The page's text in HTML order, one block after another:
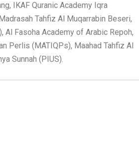
IKAF Quranic Academy Iqra
Tahfiz Al Muqarrabin Beseri,
Al Fasoha Academy of Arabic Repoh,
Perlis (MATIQPs), Maahad Tahfiz Al
Sunnah (PIUS).